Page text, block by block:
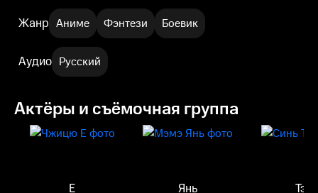
Жанр Аниме Фэнтези Боевик
Аудио Русский
Актёры и съёмочная группа
Е
Янь
Тэн